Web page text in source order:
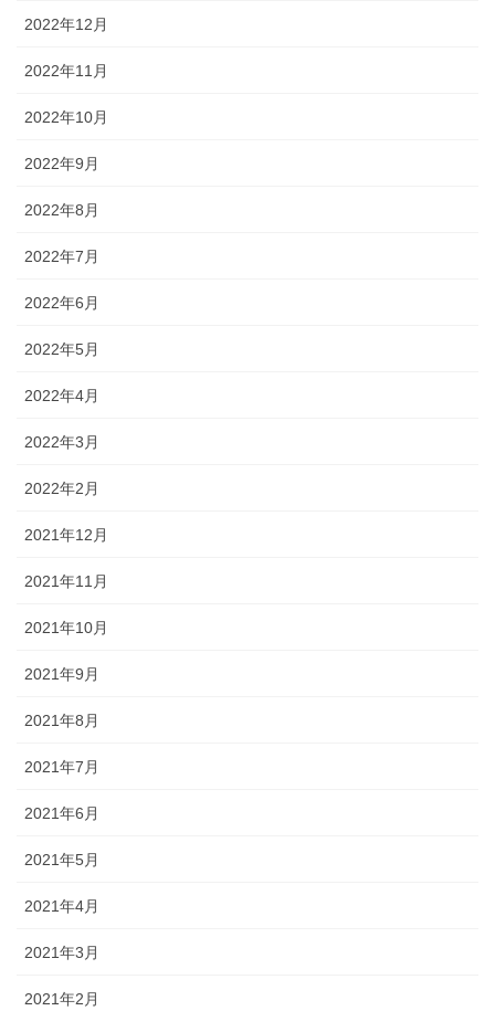
2022年12月
2022年11月
2022年10月
2022年9月
2022年8月
2022年7月
2022年6月
2022年5月
2022年4月
2022年3月
2022年2月
2021年12月
2021年11月
2021年10月
2021年9月
2021年8月
2021年7月
2021年6月
2021年5月
2021年4月
2021年3月
2021年2月